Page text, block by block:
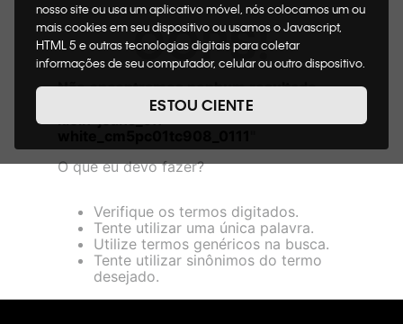
nosso site ou usa um aplicativo móvel, nós colocamos um ou
mais cookies em seu dispositivo ou usamos o Javascript,
HTML 5 e outras tecnologias digitais para coletar
informações de seu computador, celular ou outro dispositivo.
de cookies, informaremos quais cookies usaremos e quais
suas funções. A forma como processamos os dados
nosso Aviso de Privacidade. Quando você visita nosso site,
consideraremos isso como sua solicitação específica para
entre outros, a capacidade de comprar um item em nossa
loja virtual. Para maiores informações sobre o nosso aviso de
Cookies acesse o link.
ESTOU CIENTE
OOPS!
Não encontramos nenhum resultado
camiseta-masculina-soft-calvin-
klein-jeans_off-
O que eu devo fazer?
Verifique os termos digitados.
Tente utilizar uma única palavra.
Utilize termos genéricos na busca.
Tente utilizar sinônimos do termo
desejado.